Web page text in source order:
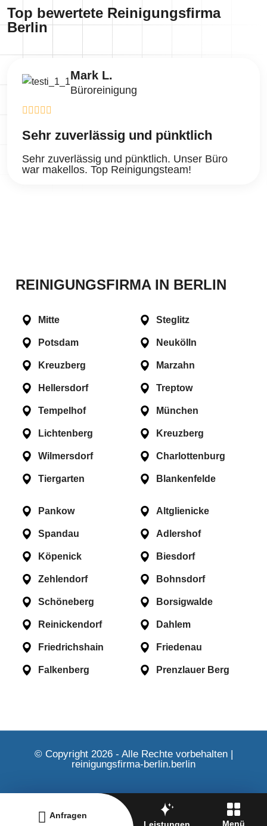
Top bewertete Reinigungsfirma
Berlin
Mark L.
Büroreinigung
zuverlässig und pünktlich
und pünktlich. Unser Büro
Top Reinigungsteam!
REINIGUNGSFIRMA IN BERLIN
Mitte
Potsdam
Kreuzberg
Hellersdorf
Tempelhof
Lichtenberg
Wilmersdorf
Tiergarten
Steglitz
Neukölln
Marzahn
Treptow
München
Kreuzberg
Charlottenburg
Blankenfelde
Pankow
Spandau
Köpenick
Zehlendorf
Schöneberg
Reinickendorf
Friedrichshain
Falkenberg
Altglienicke
Adlershof
Biesdorf
Bohnsdorf
Borsigwalde
Dahlem
Friedenau
Prenzlauer Berg
© Copyright 2026 - Alle Rechte vorbehalten |
reinigungsfirma-berlin.berlin
Anfragen
Leistungen
Menü